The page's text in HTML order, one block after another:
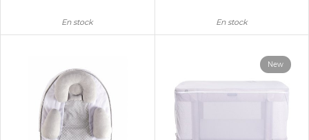
En stock En stock
New